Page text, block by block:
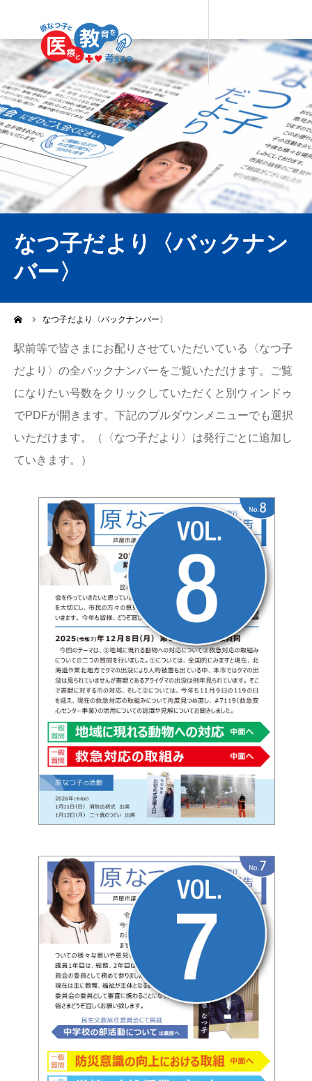
なつ子だより〈バックナン
バー〉
なつ子だより〈バックナンバー〉
駅前等で皆さまにお配りさせていただいている〈なつ子
だより〉の全バックナンバーをご覧いただけます。ご覧
になりたい号数をクリックしていただくと別ウィンドゥ
でPDFが開きます。下記のプルダウンメニューでも選択
いただけます。（〈なつ子だより〉は発行ごとに追加し
ていきます。）